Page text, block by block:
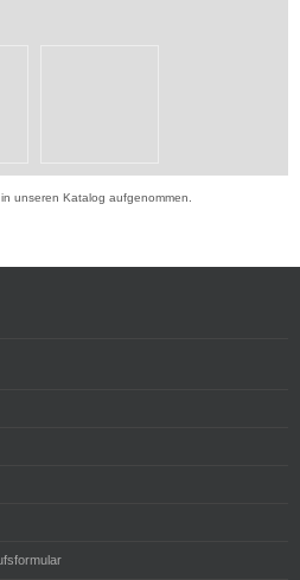
unseren Katalog aufgenommen.